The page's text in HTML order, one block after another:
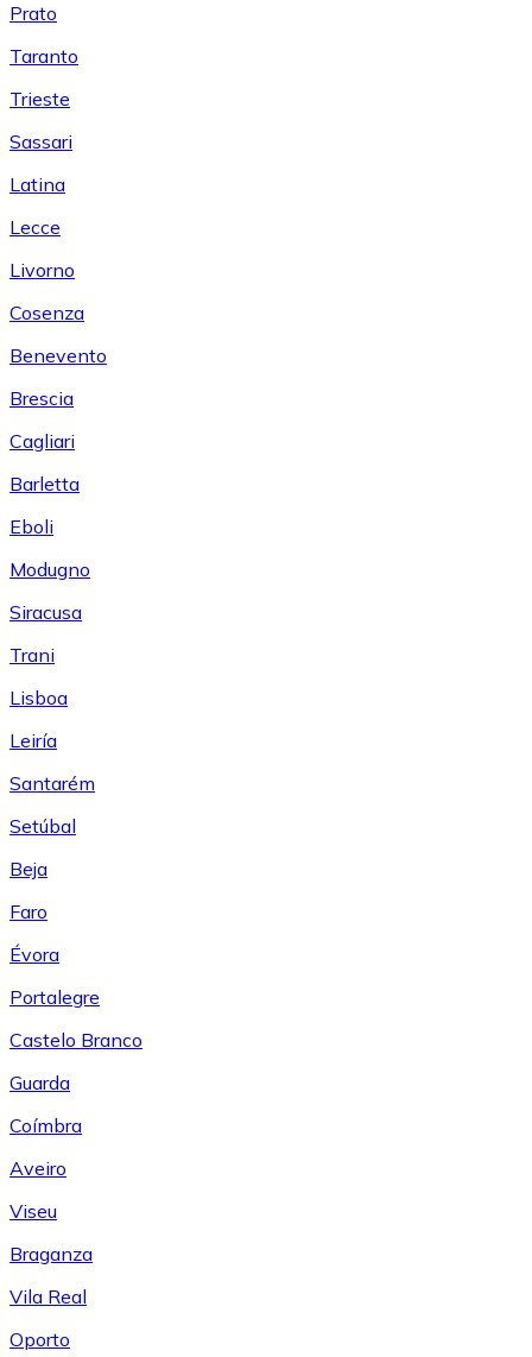
Prato
Taranto
Trieste
Sassari
Latina
Lecce
Livorno
Cosenza
Benevento
Brescia
Cagliari
Barletta
Eboli
Modugno
Siracusa
Trani
Lisboa
Leiría
Santarém
Setúbal
Beja
Faro
Évora
Portalegre
Castelo Branco
Guarda
Coímbra
Aveiro
Viseu
Braganza
Vila Real
Oporto